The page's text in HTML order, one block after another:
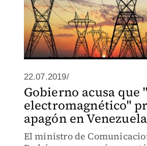
22.07.2019/
Gobierno acusa que
electromagnético"
apagón en Venezuela
El ministro de